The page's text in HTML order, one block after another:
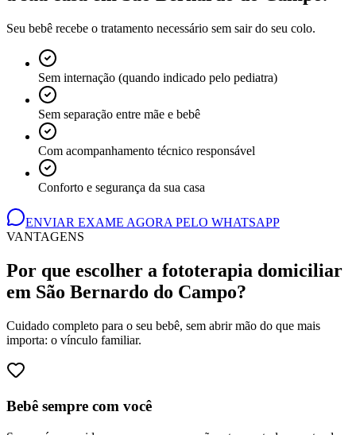
Seu bebê recebe o tratamento necessário sem sair do seu colo.
Sem internação (quando indicado pelo pediatra)
Sem separação entre mãe e bebê
Com acompanhamento técnico responsável
Conforto e segurança da sua casa
ENVIAR EXAME AGORA PELO WHATSAPP
VANTAGENS
Por que escolher a fototerapia domiciliar
em São Bernardo do Campo?
Cuidado completo para o seu bebê, sem abrir mão do que mais
importa: o vínculo familiar.
Bebê sempre com você